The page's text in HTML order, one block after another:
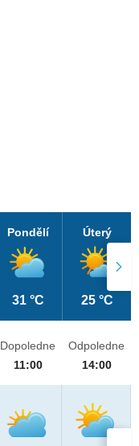
Pondělí
31 °C
Úterý
25 °C
Dopoledne
11:00
Odpoledne
14:00